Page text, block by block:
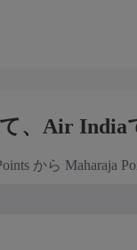
、Air India
から Maharaja